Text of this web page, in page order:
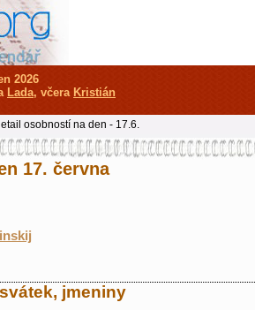
17. června
jmeniny
2026
Lada, včera Kristián
osobností na den - 17.6.